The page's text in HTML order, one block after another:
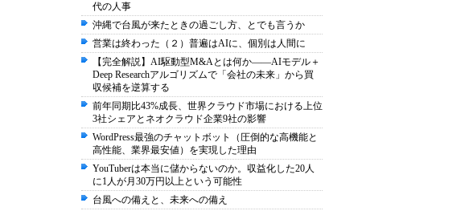
代の人事
沖縄で台風が来たときの過ごし方、とでも言うか
営業は終わった（２）普遍はAIに、個別は人間に
【完全解説】AI駆動型M&Aとは何か――AIモデル＋
Deep Researchアルゴリズムで「会社の未来」から買
収候補を逆算する
前年同期比43%成長、世界クラウド市場における上位
3社シェアとネオクラウド企業9社の影響
WordPress最強のチャットボット（圧倒的な高機能と
高性能、業界最安値）を実現した理由
YouTuberは本当に儲からないのか。収益化した20人
に1人が月30万円以上という可能性
台風への備えと、未来への備え